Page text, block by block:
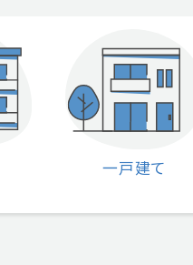
一戸建て